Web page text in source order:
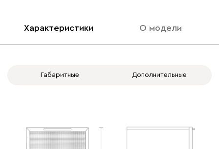
Характеристики О модели
Габаритные Дополнительные